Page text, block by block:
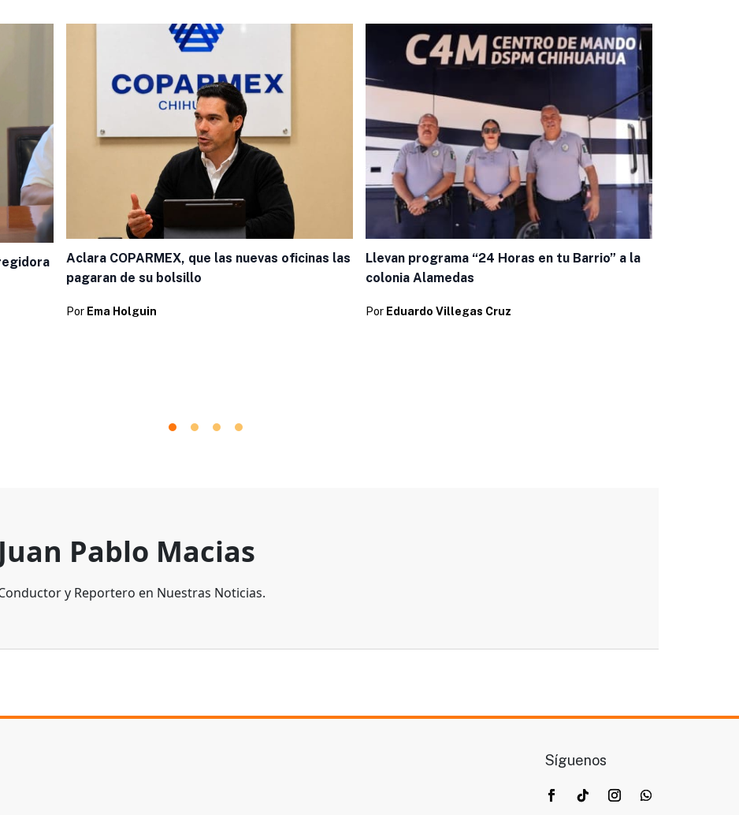
Aclara COPARMEX, que las nuevas oficinas las
pagaran de su bolsillo
Por Ema Holguin
Llevan programa “24 Horas en tu Barrio” a la
colonia Alamedas
Por Eduardo Villegas Cruz
Juan Pablo Macias
y Reportero en Nuestras Noticias.
Síguenos